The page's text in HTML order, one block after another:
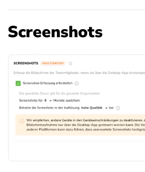
Screenshots